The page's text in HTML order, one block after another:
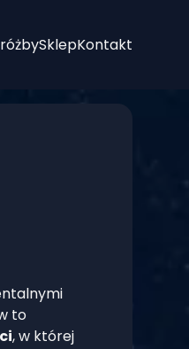
SklepKontakt
to
, w której